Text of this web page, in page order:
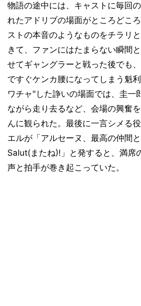
物語の途中には、キャストに毎回
れたアドリブの場面がところどこ
ストの本音のようなものをチラリ
きて、ファンにはたまらない瞬間
せてギャングラーと戦った後でも
ですぐケンカ腰になってしまう魁
ワチャ"した諍いの場面では、圭一
ながら走り去るなど、会場の興奮
んに観られた。最後に一言シメる
エルが「アルセーヌ、最高の仲間
Salut(またね)!」と発すると、満席
声と拍手が巻き起こっていた。